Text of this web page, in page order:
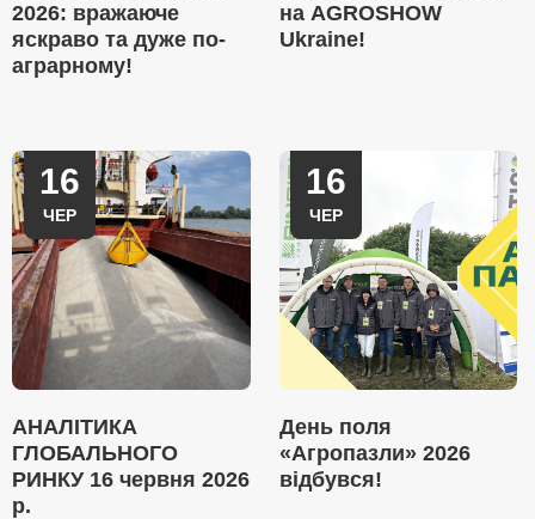
2026: вражаюче
яскраво та дуже по-
аграрному!
на AGROSHOW
Ukraine!
16
ЧЕР
АНАЛІТИКА
ГЛОБАЛЬНОГО
РИНКУ 16 червня 2026
р.
16
ЧЕР
День поля
«Агропазли» 2026
відбувся!